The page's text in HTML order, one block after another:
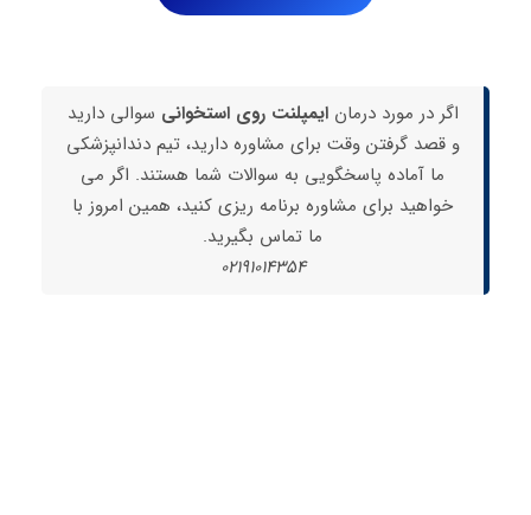
اگر در مورد درمانایمپلنت‌ روی استخوانی سوالی دارید
و قصد گرفتن وقت برای مشاوره دارید، تیم دندانپزشکی
ما آماده پاسخگویی به سوالات شما هستند. اگر می
خواهید برای مشاوره برنامه ریزی کنید، همین امروز با
ما تماس بگیرید.
02191014354